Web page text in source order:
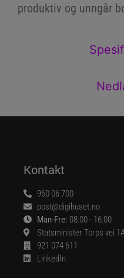
produktiv og unngår
Kontakt
960 06 700
post@digihuset.no
Man-Fre: 08:00 - 16:00
Statsminister Torps vei
921 074 611
LinkedIn